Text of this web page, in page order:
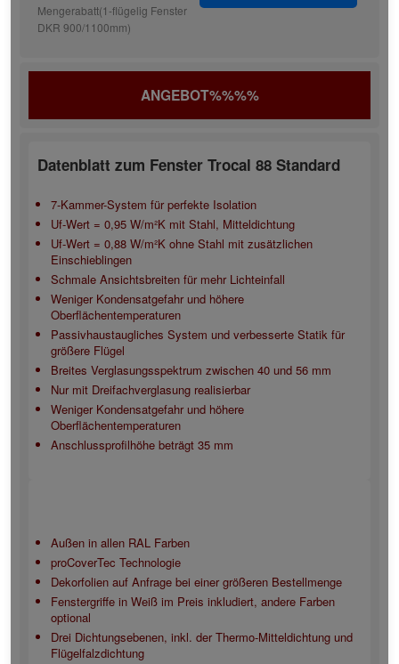
Mengerabatt(1-flügelig Fenster
DKR 900/1100mm)
ANGEBOT%%%%
Datenblatt zum Fenster Trocal 88 Standard
7-Kammer-System für perfekte Isolation
Uf-Wert = 0,95 W/m²K mit Stahl, Mitteldichtung
Uf-Wert = 0,88 W/m²K ohne Stahl mit zusätzlichen
Einschieblingen
Schmale Ansichtsbreiten für mehr Lichteinfall
Weniger Kondensatgefahr und höhere
Oberflächentemperaturen
Passivhaustaugliches System und verbesserte Statik für
größere Flügel
Breites Verglasungsspektrum zwischen 40 und 56 mm
Nur mit Dreifachverglasung realisierbar
Weniger Kondensatgefahr und höhere
Oberflächentemperaturen
Anschlussprofilhöhe beträgt 35 mm
Außen in allen RAL Farben
proCoverTec Technologie
Dekorfolien auf Anfrage bei einer größeren Bestellmenge
Fenstergriffe in Weiß im Preis inkludiert, andere Farben
optional
Drei Dichtungsebenen, inkl. der Thermo-Mitteldichtung und
Flügelfalzdichtung